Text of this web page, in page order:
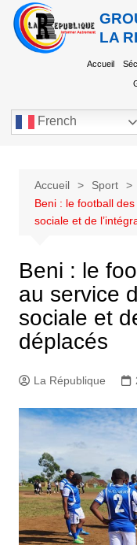
LA
Accueil
French
Accueil
Sport
Beni : le football
sociale et de
Beni : le
au service
sociale et
déplacés​
La République